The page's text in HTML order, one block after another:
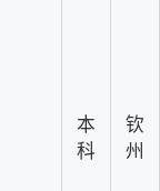
本
科
钦
州